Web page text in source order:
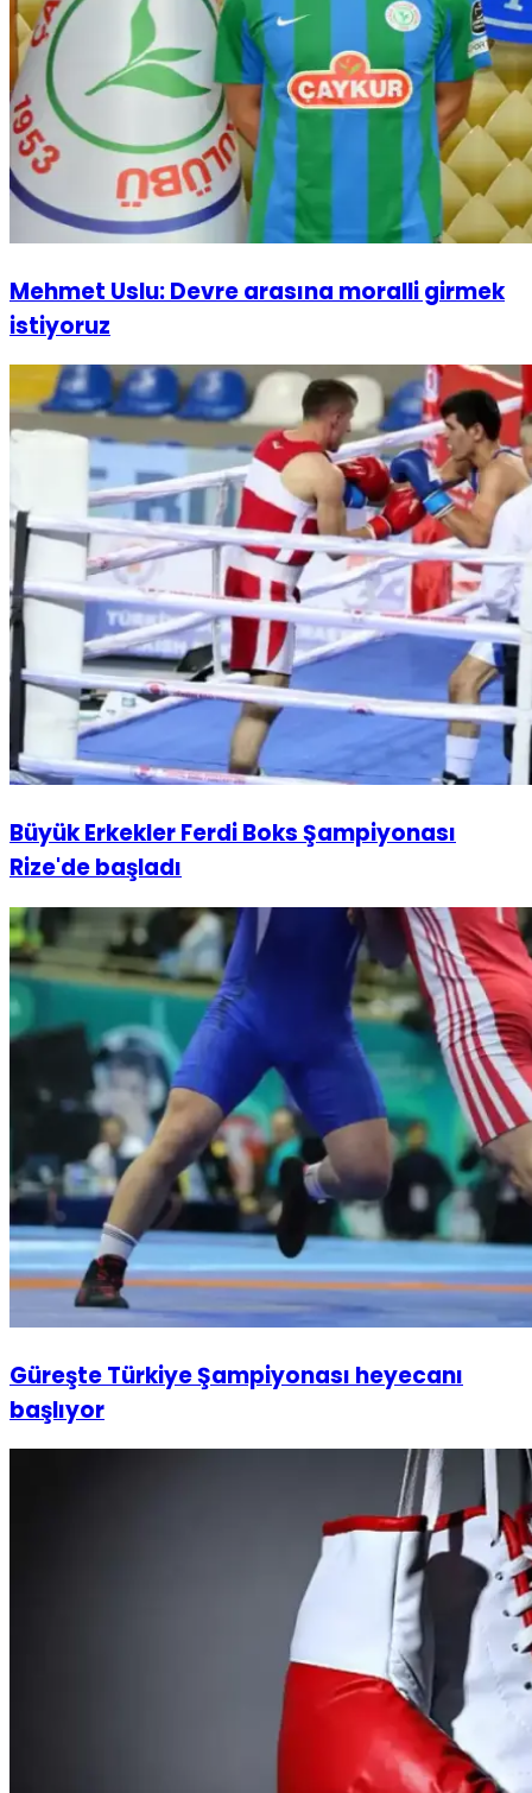
Mehmet Uslu: Devre arasına moralli girmek
istiyoruz
Büyük Erkekler Ferdi Boks Şampiyonası
Rize'de başladı
Güreşte Türkiye Şampiyonası heyecanı
başlıyor